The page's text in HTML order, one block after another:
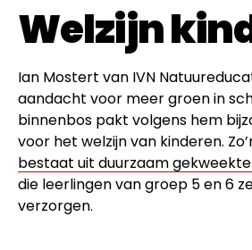
Welzijn
Ian Mostert van IVN
aandacht voor meer groen in
binnenbos pakt volgens hem
voor het welzijn van kinderen.
bestaat uit duurzaam
die leerlingen van groep 5 en 6
verzorgen.